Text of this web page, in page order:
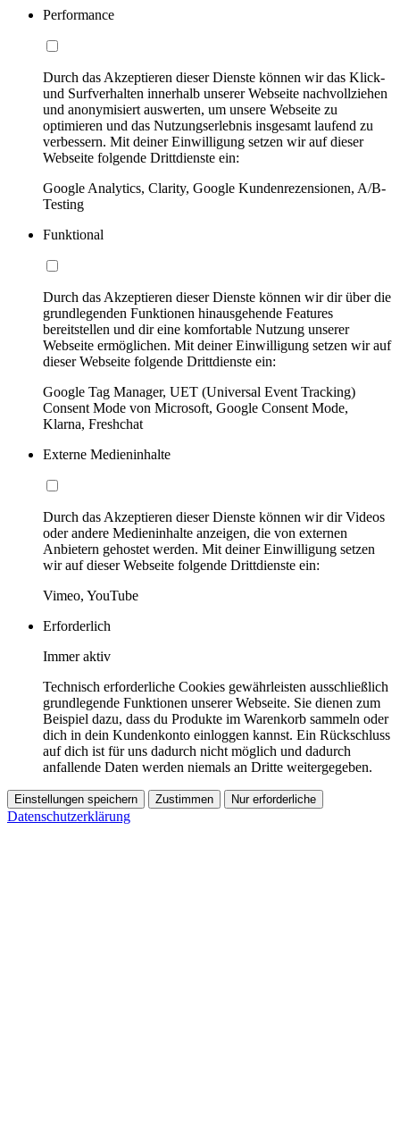
Performance
Durch das Akzeptieren dieser Dienste können wir das Klick-
und Surfverhalten innerhalb unserer Webseite nachvollziehen
und anonymisiert auswerten, um unsere Webseite zu
optimieren und das Nutzungserlebnis insgesamt laufend zu
verbessern. Mit deiner Einwilligung setzen wir auf dieser
Webseite folgende Drittdienste ein:
Google Analytics, Clarity, Google Kundenrezensionen, A/B-
Testing
Funktional
Durch das Akzeptieren dieser Dienste können wir dir über die
grundlegenden Funktionen hinausgehende Features
bereitstellen und dir eine komfortable Nutzung unserer
Webseite ermöglichen. Mit deiner Einwilligung setzen wir auf
dieser Webseite folgende Drittdienste ein:
Google Tag Manager, UET (Universal Event Tracking)
Consent Mode von Microsoft, Google Consent Mode,
Klarna, Freshchat
Externe Medieninhalte
Durch das Akzeptieren dieser Dienste können wir dir Videos
oder andere Medieninhalte anzeigen, die von externen
Anbietern gehostet werden. Mit deiner Einwilligung setzen
wir auf dieser Webseite folgende Drittdienste ein:
Vimeo, YouTube
Erforderlich
Immer aktiv
Technisch erforderliche Cookies gewährleisten ausschließlich
grundlegende Funktionen unserer Webseite. Sie dienen zum
Beispiel dazu, dass du Produkte im Warenkorb sammeln oder
dich in dein Kundenkonto einloggen kannst. Ein Rückschluss
auf dich ist für uns dadurch nicht möglich und dadurch
anfallende Daten werden niemals an Dritte weitergegeben.
Einstellungen speichern Zustimmen Nur erforderliche
Datenschutzerklärung